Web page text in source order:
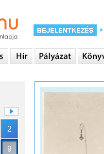
2
9